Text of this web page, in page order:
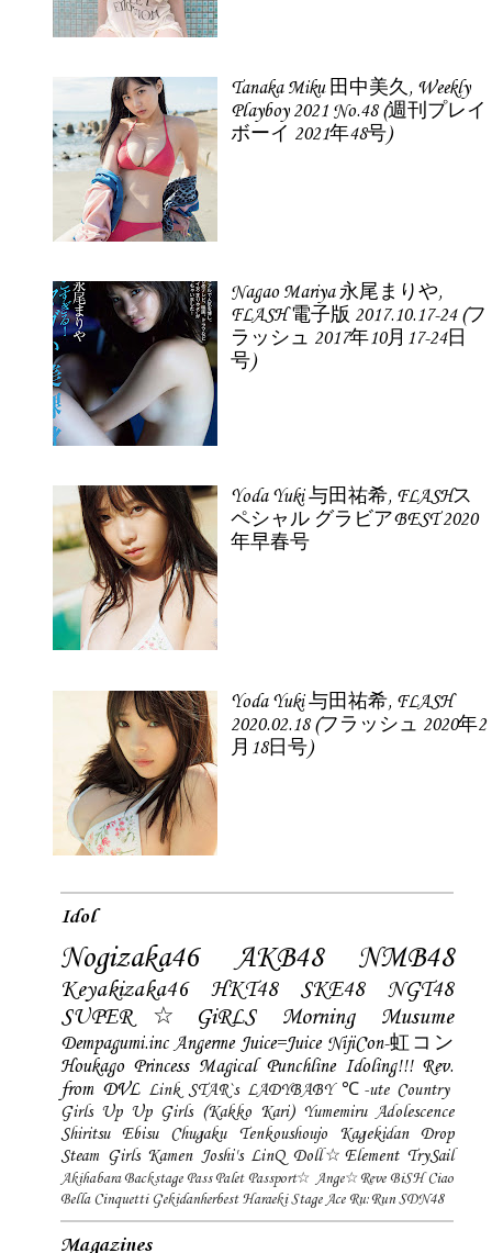
Tanaka Miku 田中美久, Weekly
Playboy 2021 No.48 (週刊プレイ
ボーイ 2021年48号)
Nagao Mariya 永尾まりや,
FLASH 電子版 2017.10.17-24 (フ
ラッシュ 2017年10月17-24日
号)
Yoda Yuki 与田祐希, FLASHス
ペシャル グラビアBEST 2020
年早春号
Yoda Yuki 与田祐希, FLASH
2020.02.18 (フラッシュ 2020年2
月18日号)
Idol
Nogizaka46 AKB48 NMB48
Keyakizaka46 HKT48 SKE48
NGT48
SUPER☆GiRLS
Morning Musume
Dempagumi.inc Angerme Juice=Juice NijiCon-虹コン
Houkago Princess Magical Punchline Idoling!!! Rev.
from DVL Link STAR`s LADYBABY ℃-ute Country
Girls Up Up Girls (Kakko Kari) Yumemiru Adolescence
Shiritsu Ebisu Chugaku
Tenkoushoujo Kagekidan
Drop
Steam Girls Kamen Joshi's LinQ Doll☆Element TrySail
Akihabara Backstage Pass Palet Passport☆ Ange☆Reve BiSH Ciao
Bella Cinquetti Gekidanherbest Haraeki Stage Ace Ru:Run SDN48
Magazines